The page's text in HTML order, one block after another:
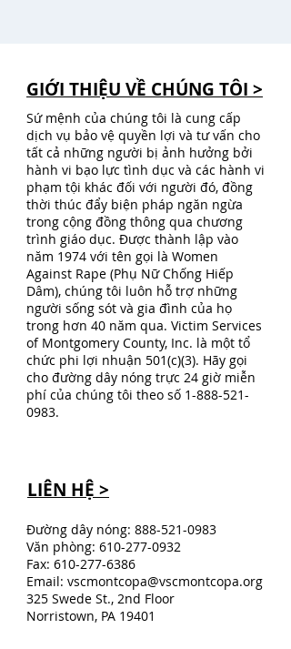
GIỚI THIỆU VỀ CHÚNG TÔI >
Sứ mệnh của chúng tôi là cung cấp
dịch vụ bảo vệ quyền lợi và tư vấn cho
tất cả những người bị ảnh hưởng bởi
hành vi bạo lực tình dục và các hành vi
phạm tội khác đối với người đó, đồng
thời thúc đẩy biện pháp ngăn ngừa
trong cộng đồng thông qua chương
trình giáo dục. Được thành lập vào
năm 1974 với tên gọi là Women
Against Rape (Phụ Nữ Chống Hiếp
Dâm), chúng tôi luôn hỗ trợ những
người sống sót và gia đình của họ
trong hơn 40 năm qua. Victim Services
of Montgomery County, Inc. là một tổ
chức phi lợi nhuận 501(c)(3). Hãy gọi
cho đường dây nóng trực 24 giờ miễn
phí của chúng tôi theo số 1-888-521-
0983.
LIÊN HỆ >
Đường dây nóng: 888-521-0983
Văn phòng: 610-277-0932
Fax: 610-277-6386
Email: vscmontcopa@vscmontcopa.org
325 Swede St., 2nd Floor
Norristown, PA 19401